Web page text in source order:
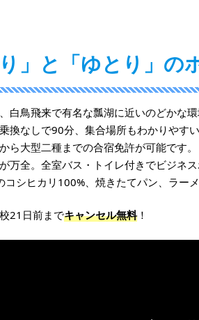
」と「ゆとり」の
白鳥飛来で有名な瓢湖に近いのどかな環
換なしで90分、集合場所もわかりやす
ら大型二種までの合宿免許が可能です。
万全。全室バス・トイレ付きでビジネス
コシヒカリ100%、焼きたてパン、ラー
21日前までキャンセル無料！